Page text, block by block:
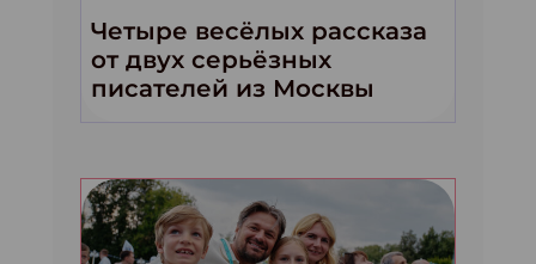
Четыре весёлых рассказа
от двух серьёзных
писателей из Москвы